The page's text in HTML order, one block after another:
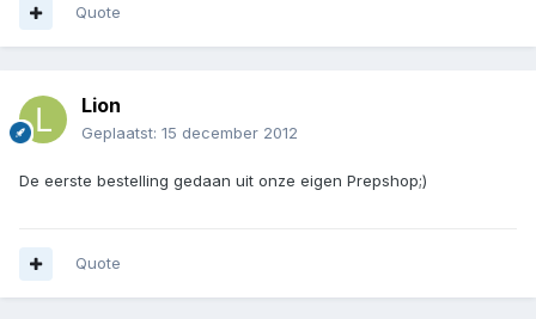
Quote
Lion
Geplaatst: 15 december 2012
De eerste bestelling gedaan uit onze eigen Prepshop;)
Quote